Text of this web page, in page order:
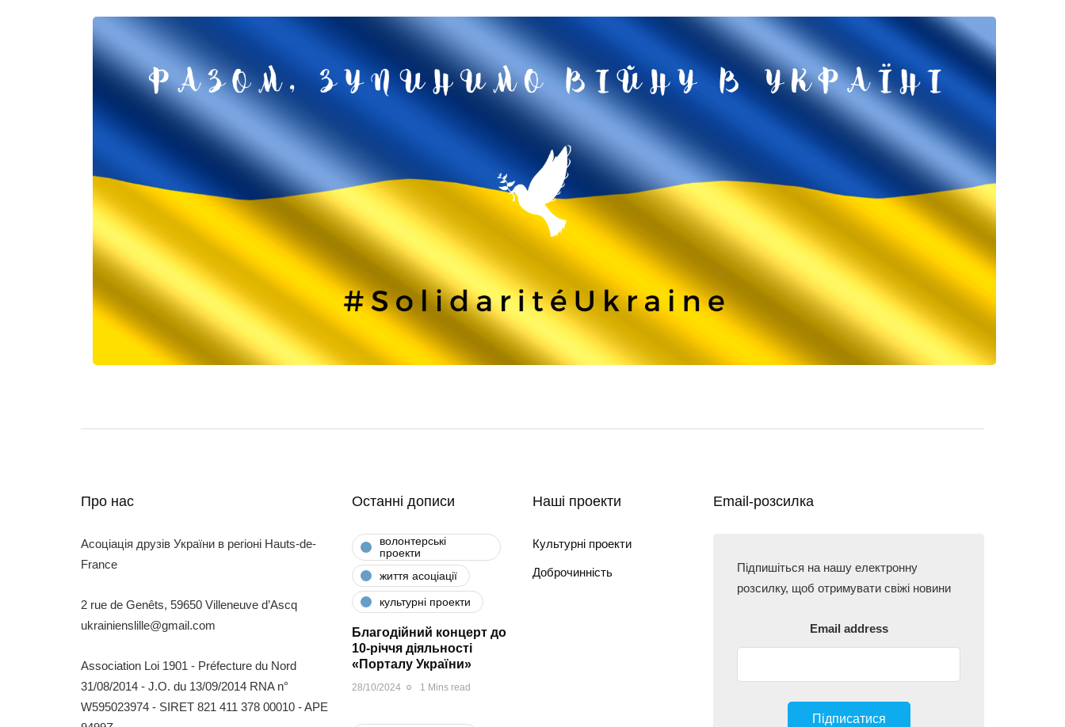
Про нас
Асоціація друзів України в регіоні Hauts-de-
France
2 rue de Genêts, 59650 Villeneuve d’Ascq
ukrainienslille@gmail.com
Association Loi 1901 - Préfecture du Nord
31/08/2014 - J.O. du 13/09/2014 RNA n°
W595023974 - SIRET 821 411 378 00010 - APE
Останні дописи
волонтерські
проекти
життя асоціації
культурні проекти
Благодійний концерт до
10-річчя діяльності
«Порталу України»
28/10/2024 1 Mins read
Наші проекти
Культурні проекти
Доброчинність
Email-розсилка
Підпишіться на нашу електронну
розсилку, щоб отримувати свіжі новини
Email address